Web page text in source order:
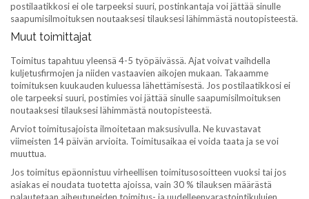
postilaatikkosi ei ole tarpeeksi suuri, postinkantaja voi jättää sinulle
saapumisilmoituksen noutaaksesi tilauksesi lähimmästä noutopisteestä.
Muut toimittajat
Toimitus tapahtuu yleensä 4-5 työpäivässä. Ajat voivat vaihdella
kuljetusfirmojen ja niiden vastaavien aikojen mukaan. Takaamme
toimituksen kuukauden kuluessa lähettämisestä. Jos postilaatikkosi ei
ole tarpeeksi suuri, postimies voi jättää sinulle saapumisilmoituksen
noutaaksesi tilauksesi lähimmästä noutopisteestä.
Arviot toimitusajoista ilmoitetaan maksusivulla. Ne kuvastavat
viimeisten 14 päivän arvioita. Toimitusaikaa ei voida taata ja se voi
muuttua.
Jos toimitus epäonnistuu virheellisen toimitusosoitteen vuoksi tai jos
asiakas ei noudata tuotetta ajoissa, vain 30 % tilauksen määrästä